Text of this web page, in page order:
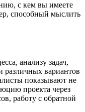
с кем вы имеете
способный мыслить
анализу задач,
различных вариантов
показывают не
проекта через
работу с обратной